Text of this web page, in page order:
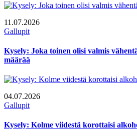
11.07.2026
Gallupit
Kysely: Joka toinen olisi valmis
määrää
04.07.2026
Gallupit
Kysely: Kolme viidestä korottaisi